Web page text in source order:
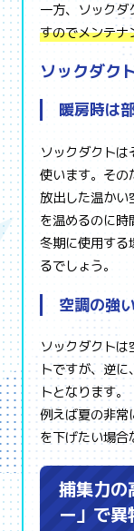
一方、ソックダ
すのでメンテナ
ソックダク
暖房時は
ソックダクト
使います。その
放出した温かい
を温めるのに時
冬期に使用する
るでしょう。
空調の強
ソックダクト
トですが、逆
トとなります。
例えば夏の非常
を下げたい場合
捕集力の
ー」で